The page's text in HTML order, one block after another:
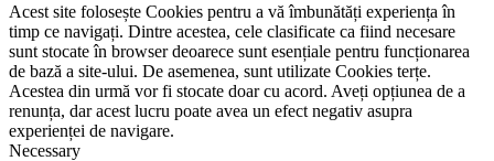
Acest site folosește Cookies pentru a vă îmbunătăți experiența în
timp ce navigați. Dintre acestea, cele clasificate ca fiind necesare
sunt stocate în browser deoarece sunt esențiale pentru funcționarea
de bază a site-ului. De asemenea, sunt utilizate Cookies terțe.
Acestea din urmă vor fi stocate doar cu acord. Aveți opțiunea de a
renunța, dar acest lucru poate avea un efect negativ asupra
experienței de navigare.
Necessary